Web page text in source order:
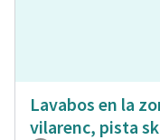
Lavabos en la
vilarenc, pista